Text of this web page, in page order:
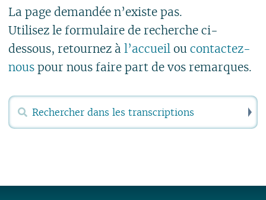
La page demandée n’existe pas.
Utilisez le formulaire de recherche ci-
dessous, retournez àl’accueil oucontactez-
nous pour nous faire part de vos remarques.
Rechercher :